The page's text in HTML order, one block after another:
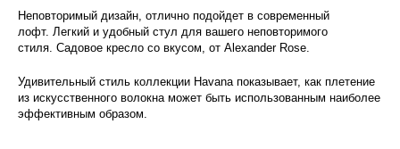
Неповторимый дизайн, отлично подойдет в современный
лофт. Легкий и удобный стул для вашего неповторимого
стиля. Садовое кресло со вкусом, от Alexander Rose.
Удивительный стиль коллекции Havana показывает, как плетение
из искусственного волокна может быть использованным наиболее
эффективным образом.